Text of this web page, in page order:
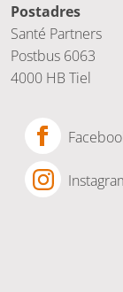
Postadres
Santé Partners
Postbus 6063
4000 HB Tiel